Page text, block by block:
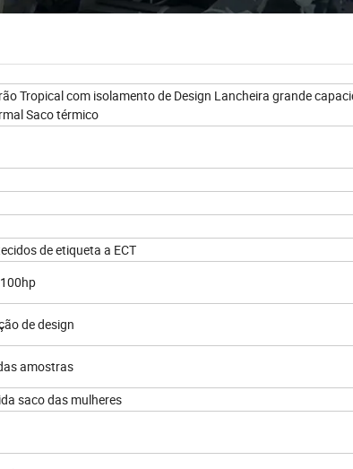
Tropical com isolamento de Design Lancheira grande
Saco térmico
de etiqueta a ECT
de design
amostras
saco das mulheres